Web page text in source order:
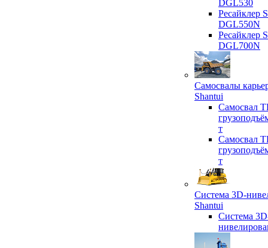
DGL530
Ресайклер
DGL550N
Ресайклер
DGL700N
Самосвалы
Shantui
Самосвал
т
Самосвал
т
Система 3D-
Shantui
Система